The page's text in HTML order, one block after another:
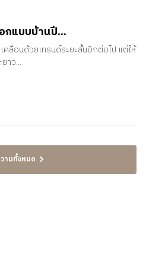
กแบบบ้านปี...
ลื่อนด้วยเทรนด์ระยะสั้นอีกต่อไป แต่ให้
าว...
ามทั้งหมด